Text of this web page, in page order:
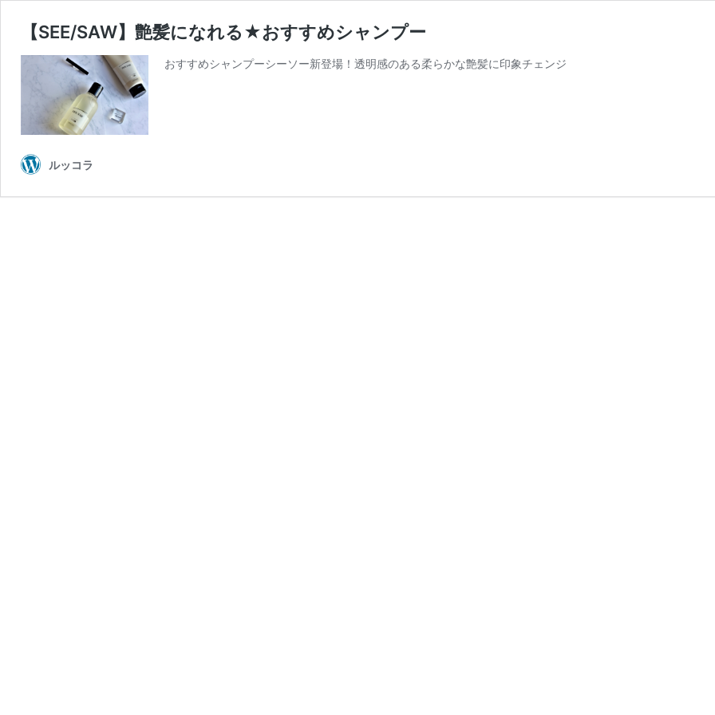
【SEE/SAW】艶髪になれる★おすすめシャンプー
おすすめシャンプーシーソー新登場！透明感のある柔らかな艶髪に印象チェンジ
ルッコラ